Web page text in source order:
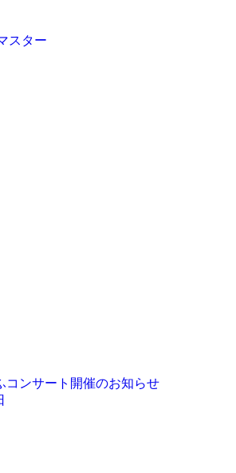
スター
コンサート開催のお知らせ